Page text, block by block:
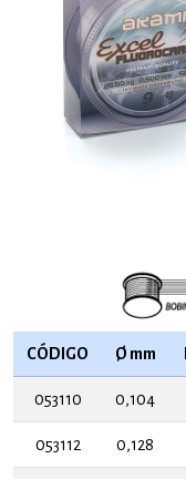
CÓDIGO Ø mm
053110 0,104
053112 0,128